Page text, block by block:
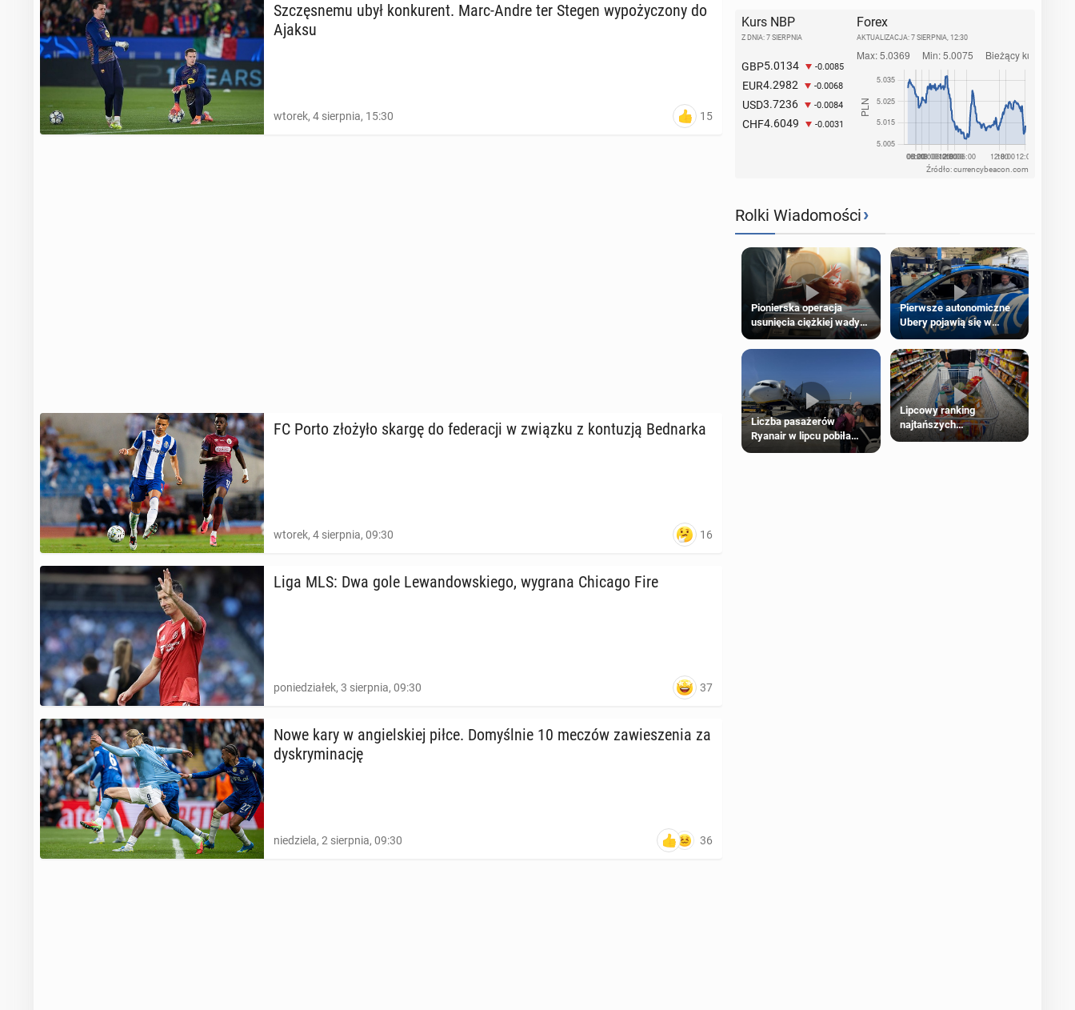
Szczę­sne­mu ubył kon­ku­rent. Marc-Andre ter Stegen wy­po­ży­czo­ny do
Ajaksu
wtorek, 4 sierpnia, 15:30 15
FC Porto złożyło skargę do fe­de­ra­cji w związku z kon­tu­zją Bed­nar­ka
wtorek, 4 sierpnia, 09:30 16
Liga MLS: Dwa gole Le­wan­dow­skie­go, wygrana Chicago Fire
poniedziałek, 3 sierpnia, 09:30 37
Nowe kary w an­giel­skiej piłce. Do­myśl­nie 10 meczów za­wie­sze­nia za
dys­kry­mi­na­cję
niedziela, 2 sierpnia, 09:30 36
Kurs NBP
Z DNIA: 7 SIERPNIA
GBP5.0134 -0.0085
EUR4.2982 -0.0068
USD3.7236 -0.0084
CHF4.6049 -0.0031
Forex
AKTUALIZACJA: 7 SIERPNIA, 12:30
Źródło: currencybeacon.com
Rolki Wiadomości›
Pionierska operacja
usunięcia ciężkiej wady
wrodzonej płodu w łonie
matki
Pierwsze autonomiczne
Ubery pojawią się w
Londynie jeszcze tego
lata
Liczba pasażerów
Ryanair w lipcu pobiła
rekord
Lipcowy ranking
najtańszych
supermarketów